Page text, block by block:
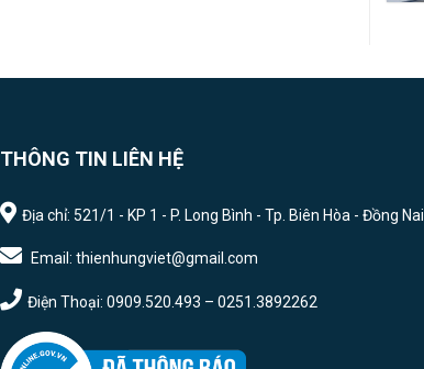
THÔNG TIN LIÊN HỆ
Địa chỉ: 521/1 - KP 1 - P. Long Bình - Tp. Biên Hòa - Đồng Nai
Email: thienhungviet@gmail.com
Điện Thoại: 0909.520.493 – 0251.3892262